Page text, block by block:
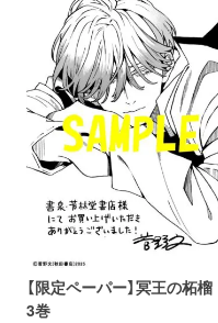
【限定ペーパー】冥王の柘榴
3巻